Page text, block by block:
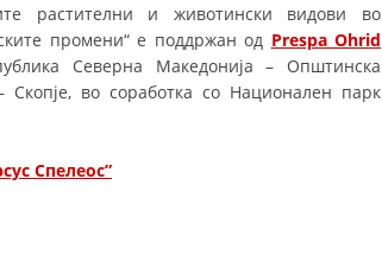
УПОТРЕБА И ЗАШТИТА НА АМБЛЕМОТ
ХУМАНИТАРНА ДЕЈНОСТ
И ДЕЈСТВО ПРИ КАТАСТРОФИ
растителни и животински видови во
промени“ е поддржан од Prespa Ohrid
Северна Македонија – Општинска
Скопје, во соработка со Национален парк
Спелеос”